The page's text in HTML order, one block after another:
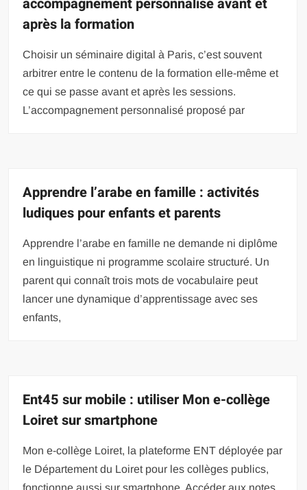
après la formation
Choisir un séminaire digital à Paris, c’est souvent
arbitrer entre le contenu de la formation elle-même et
ce qui se passe avant et après les sessions.
L’accompagnement personnalisé proposé par
Apprendre l’arabe en famille : activités
ludiques pour enfants et parents
Apprendre l’arabe en famille ne demande ni diplôme
en linguistique ni programme scolaire structuré. Un
parent qui connaît trois mots de vocabulaire peut
lancer une dynamique d’apprentissage avec ses
enfants,
Ent45 sur mobile : utiliser Mon e-collège
Loiret sur smartphone
Mon e-collège Loiret, la plateforme ENT déployée par
le Département du Loiret pour les collèges publics,
fonctionne aussi sur smartphone. Accéder aux notes,